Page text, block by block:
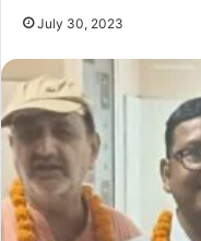
July 30, 2023